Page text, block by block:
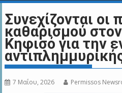
Συνεχίζονται οι
καθαρισμού
Κηφισό για την
7 Μαΐου, 2026 Permissos